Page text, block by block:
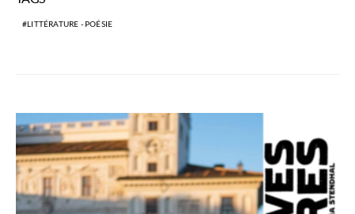
LITTÉRATURE - POÉSIE